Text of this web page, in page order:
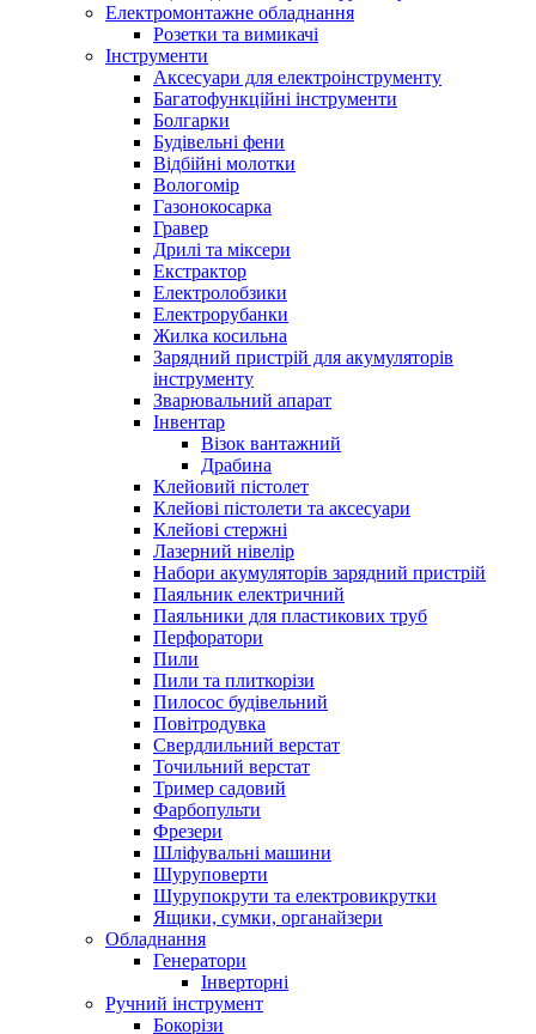
Електромонтажне обладнання
Розетки та вимикачі
Інструменти
Аксесуари для електроінструменту
Багатофункційні інструменти
Болгарки
Будівельні фени
Відбійні молотки
Вологомір
Газонокосарка
Гравер
Дрилі та міксери
Екстрактор
Електролобзики
Електрорубанки
Жилка косильна
Зарядний пристрій для акумуляторів
інструменту
Зварювальний апарат
Інвентар
Візок вантажний
Драбина
Клейовий пістолет
Клейові пістолети та аксесуари
Клейові стержні
Лазерний нівелір
Набори акумуляторів зарядний пристрій
Паяльник електричний
Паяльники для пластикових труб
Перфоратори
Пили
Пили та плиткорізи
Пилосос будівельний
Повітродувка
Свердлильний верстат
Точильний верстат
Тример садовий
Фарбопульти
Фрезери
Шліфувальні машини
Шуруповерти
Шурупокрути та електровикрутки
Ящики, сумки, органайзери
Обладнання
Генератори
Інверторні
Ручний інструмент
Бокорізи